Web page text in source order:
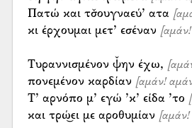
Πατώ και τσ̌ουγναεύ’ ατα
κι έρχουμαι μετ’ εσέναν
Τυραννισμένον ψ̌ην έχω,
πονεμένον καρδίαν [αμάν!
Τ’ αρνόπο μ’ εγώ ’κ’ είδα ’το
και τρώ͜ει με αροθυμίαν [αμάν!